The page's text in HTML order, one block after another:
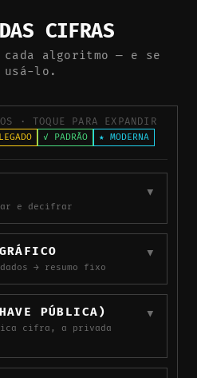
CIFRAS
cada algoritmo — e se
usá-lo.
· TOQUE PARA EXPANDIR
✓ PADRÃO ★ MODERNA
e decifrar
▼
→ resumo fixo
▼
PÚBLICA)
cifra, a privada
▼